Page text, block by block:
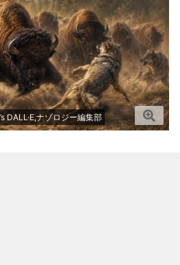
DALL·E,ナゾロジー編集部